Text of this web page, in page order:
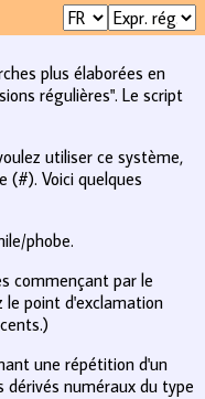
plus élaborées en
régulières". Le script
utiliser ce système,
(#). Voici quelques
phobe.
commençant par le
le point d'exclamation
une répétition d'un
numéraux du type